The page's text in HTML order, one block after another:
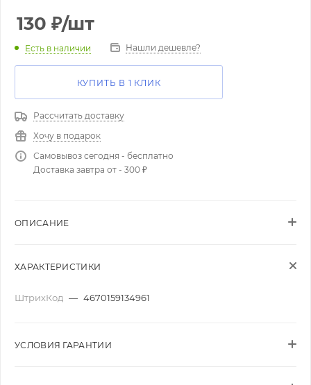
130 ₽/шт
Есть в наличии Нашли дешевле?
КУПИТЬ В 1 КЛИК
Рассчитать доставку
Хочу в подарок
Самовывоз сегодня - бесплатно
Доставка завтра от - 300 ₽
ОПИСАНИЕ
ХАРАКТЕРИСТИКИ
ШтрихКод — 4670159134961
УСЛОВИЯ ГАРАНТИИ